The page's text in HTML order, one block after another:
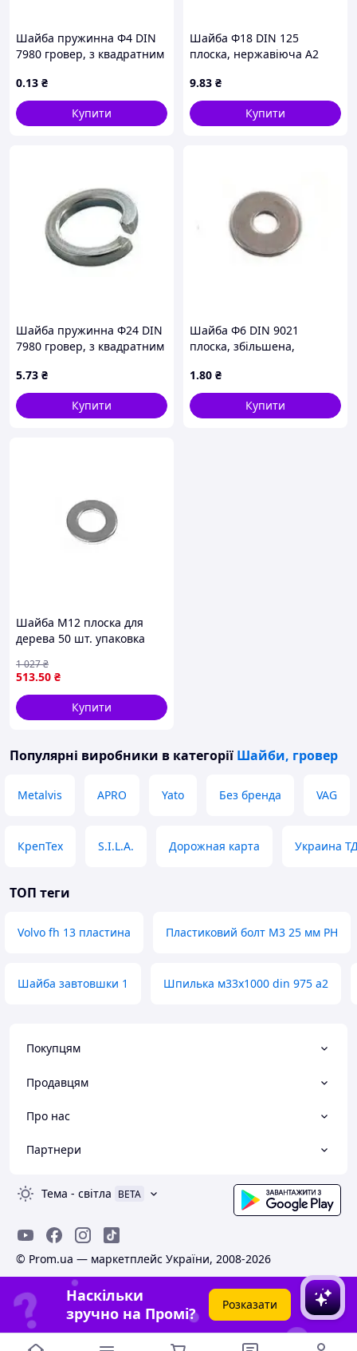
Шайба пружинна Ф4 DIN
7980 гровер, з квадратним
0.13 ₴
Купити
Шайба Ф18 DIN 125
плоска, нержавіюча А2
9.83 ₴
Купити
Шайба пружинна Ф24 DIN
7980 гровер, з квадратним
5.73 ₴
Купити
Шайба Ф6 DIN 9021
плоска, збільшена,
1.80 ₴
Купити
Шайба М12 плоска для
дерева 50 шт. упаковка
монтажу виробів
513.50 ₴
1 027₴
Купити
Популярні виробники в категорії Шайби, гровер
Metalvis APRO Yato Без бренда VAG
КрепТех S.I.L.A. Дорожная карта Украина
ТОП теги
Volvo fh 13 пластина Пластиковий болт M3 25 мм PH
Шайба завтовшки 1 Шпилька м33х1000 din 975 а2
Покупцям
Продавцям
Про нас
Партнери
Тема - світла BETA
© Prom.ua — маркетплейс України, 2008-2026
Наскільки
зручно на Промі?
Розказати